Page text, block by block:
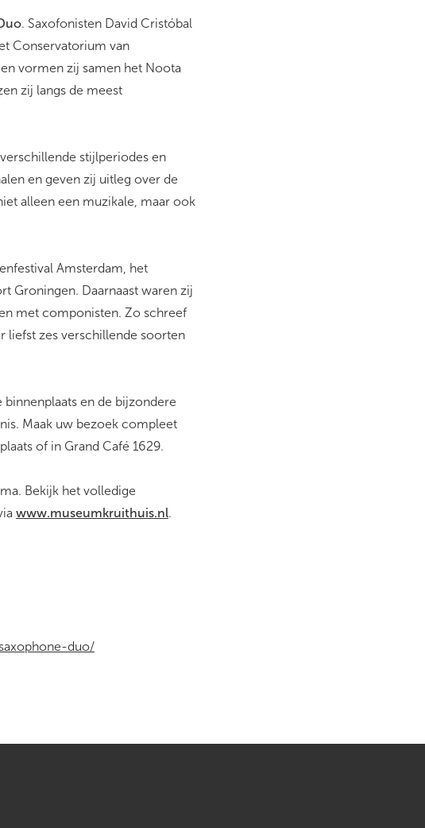
. Saxofonisten David Cristóbal
Conservatorium van
vormen zij samen het Noota
zij langs de meest
stijlperiodes en
en geven zij uitleg over de
alleen een muzikale, maar ook
Amsterdam, het
Groningen. Daarnaast waren zij
met componisten. Zo schreef
liefst zes verschillende soorten
en de bijzondere
Maak uw bezoek compleet
of in Grand Café 1629.
Bekijk het volledige
www.museumkruithuis.nl.
duo/